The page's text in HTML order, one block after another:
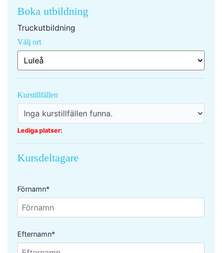
Boka utbildning
Truckutbildning
Välj ort
Kurstillfällen
Lediga platser:
Kursdeltagare
Förnamn*
Efternamn*